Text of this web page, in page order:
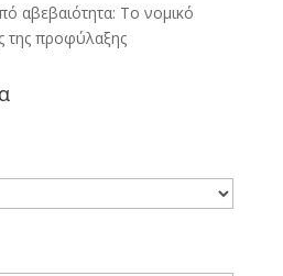
αβεβαιότητα: Το νομικό
της προφύλαξης